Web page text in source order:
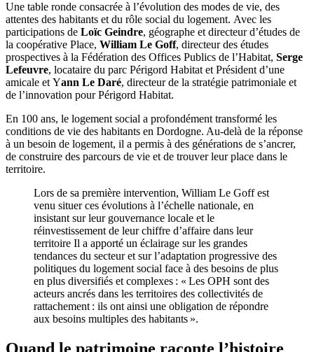
Une table ronde consacrée à l’évolution des modes de vie, des
attentes des habitants et du rôle social du logement. Avec les
participations de Loïc Geindre, géographe et directeur d’études de
la coopérative Place, William Le Goff, directeur des études
prospectives à la Fédération des Offices Publics de l’Habitat, Serge
Lefeuvre, locataire du parc Périgord Habitat et Président d’une
amicale et Yann Le Daré, directeur de la stratégie patrimoniale et
de l’innovation pour Périgord Habitat.
En 100 ans, le logement social a profondément transformé les
conditions de vie des habitants en Dordogne. Au-delà de la réponse
à un besoin de logement, il a permis à des générations de s’ancrer,
de construire des parcours de vie et de trouver leur place dans le
territoire.
Lors de sa première intervention, William Le Goff est
venu situer ces évolutions à l’échelle nationale, en
insistant sur leur gouvernance locale et le
réinvestissement de leur chiffre d’affaire dans leur
territoire Il a apporté un éclairage sur les grandes
tendances du secteur et sur l’adaptation progressive des
politiques du logement social face à des besoins de plus
en plus diversifiés et complexes : « Les OPH sont des
acteurs ancrés dans les territoires des collectivités de
rattachement : ils ont ainsi une obligation de répondre
aux besoins multiples des habitants ».